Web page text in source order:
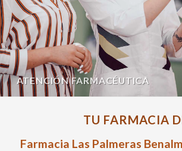
ATENCIÓN FARMACÉUTICA
TU FARMACIA
Farmacia Las Palmeras